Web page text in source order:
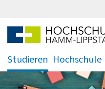
Studieren
.
Hochschule
.